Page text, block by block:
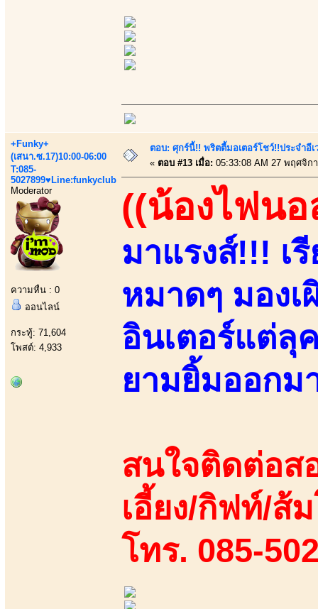
+Funky+
(เสนา.ซ.17)10:00-06:00
T:085-
5027899♥Line:funkyclub
Moderator
ความหื่น : 0
ออนไลน์
กระทู้: 71,604
โพสต์: 4,933
ตอบ: ศุกร์นี้!! พริตตี้มอเตอร์โชว์!!ประจำอี
« ตอบ #13 เมื่อ: 05:33:08 AM 27 พฤศจิก
((น้องไฟนอ
มาแรงส์!!! เ
หมาดๆ มอง
อินเตอร์แต่ลุ
ยามยิ้มออก
สนใจติดต่อส
เอี้ยง/กิฟท์/ส้
โทร. 085-